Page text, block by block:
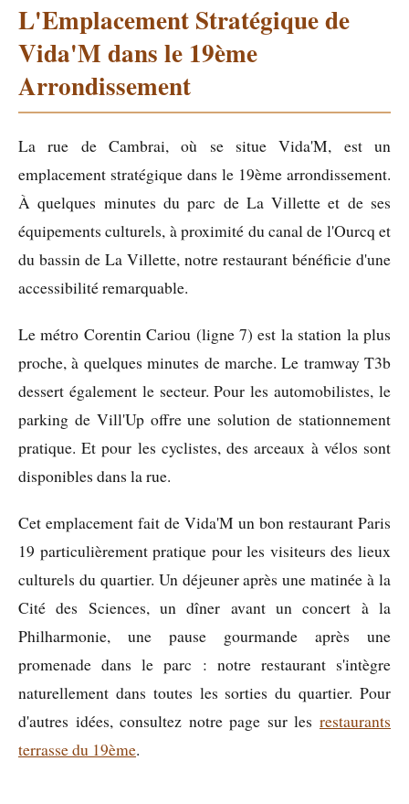
L'Emplacement Stratégique de
Vida'M dans le 19ème
Arrondissement
La rue de Cambrai, où se situe Vida'M, est un
emplacement stratégique dans le 19ème arrondissement.
À quelques minutes du parc de La Villette et de ses
équipements culturels, à proximité du canal de l'Ourcq et
du bassin de La Villette, notre restaurant bénéficie d'une
accessibilité remarquable.
Le métro Corentin Cariou (ligne 7) est la station la plus
proche, à quelques minutes de marche. Le tramway T3b
dessert également le secteur. Pour les automobilistes, le
parking de Vill'Up offre une solution de stationnement
pratique. Et pour les cyclistes, des arceaux à vélos sont
disponibles dans la rue.
Cet emplacement fait de Vida'M un bon restaurant Paris
19 particulièrement pratique pour les visiteurs des lieux
culturels du quartier. Un déjeuner après une matinée à la
Cité des Sciences, un dîner avant un concert à la
Philharmonie, une pause gourmande après une
promenade dans le parc : notre restaurant s'intègre
naturellement dans toutes les sorties du quartier. Pour
d'autres idées, consultez notre page sur les restaurants
terrasse du 19ème.